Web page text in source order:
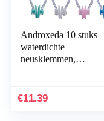
Androxeda 10 stuks
waterdichte
neusklemmen,
volwassenen, siliconen
€11.39